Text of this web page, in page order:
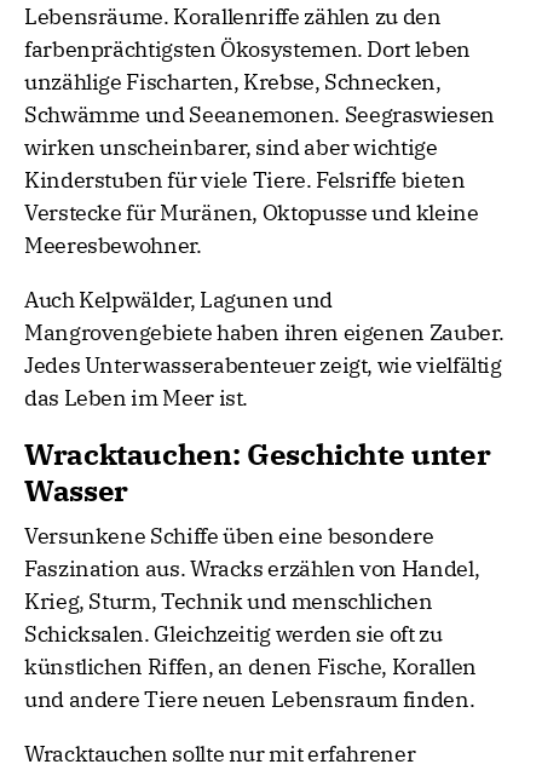
Lebensräume. Korallenriffe zählen zu den
farbenprächtigsten Ökosystemen. Dort leben
unzählige Fischarten, Krebse, Schnecken,
Schwämme und Seeanemonen. Seegraswiesen
wirken unscheinbarer, sind aber wichtige
Kinderstuben für viele Tiere. Felsriffe bieten
Verstecke für Muränen, Oktopusse und kleine
Meeresbewohner.
Auch Kelpwälder, Lagunen und
Mangrovengebiete haben ihren eigenen Zauber.
Jedes Unterwasserabenteuer zeigt, wie vielfältig
das Leben im Meer ist.
Wracktauchen: Geschichte unter
Wasser
Versunkene Schiffe üben eine besondere
Faszination aus. Wracks erzählen von Handel,
Krieg, Sturm, Technik und menschlichen
Schicksalen. Gleichzeitig werden sie oft zu
künstlichen Riffen, an denen Fische, Korallen
und andere Tiere neuen Lebensraum finden.
Wracktauchen sollte nur mit erfahrener